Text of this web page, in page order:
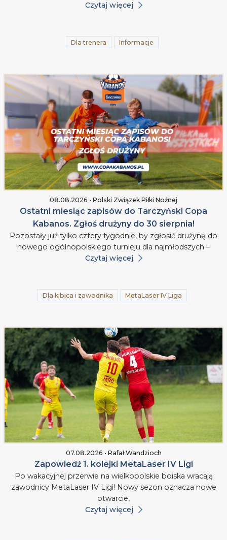
Czytaj więcej
Dla trenera Informacje
08.08.2026 • Polski Związek Piłki Nożnej
Ostatni miesiąc zapisów do Tarczyński Copa
Kabanos. Zgłoś drużyny do 30 sierpnia!
Pozostały już tylko cztery tygodnie, by zgłosić drużynę do
nowego ogólnopolskiego turnieju dla najmłodszych –
Czytaj więcej
Dla kibica i zawodnika MetaLaser IV Liga
07.08.2026 • Rafał Wandzioch
Zapowiedź 1. kolejki MetaLaser IV Ligi
Po wakacyjnej przerwie na wielkopolskie boiska wracają
zawodnicy MetaLaser IV Ligi! Nowy sezon oznacza nowe
otwarcie,
Czytaj więcej